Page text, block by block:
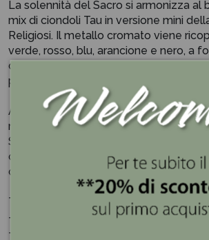
La solennità del Sacro si armonizza al
mix di ciondoli Tau in versione mini
Religiosi. Il metallo cromato viene
verde, rosso, blu, arancione e nero, a
collezione di gadget sacri imperdibile,
portachiavi o moschettone.(5 modelli
Acquista comodamente online e
nostra selezione di bomboniere uniche
Sul nostro sito potrai definire in pochi e
ogni dettaglio, dal colore della
confetti.
Tutto quello che dovrai fare è:
– selezionare il tuo prodotto preferito
– inserire data e dettagli relativi al tuo